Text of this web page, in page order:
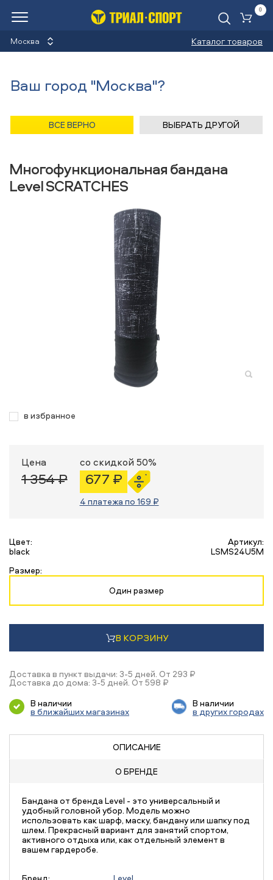
Москва Каталог товаров
0
банданы
Назад/Главная/Каталог/Бег/Аксессуары/
Многофункциональные банданы
Многофункциональная бандана
Level SCRATCHES
в избранное
Цена
1 354 ₽
со скидкой 50%
677 ₽
4 платежа по 169 ₽
Цвет:
black
Артикул:
LSMS24U5M
Размер:
Один размер
В КОРЗИНУ
Доставка в пункт выдачи: 3-5 дней. От 293 ₽
Доставка до дома: 3-5 дней. От 598 ₽
В наличии
в ближайших магазинах
В наличии
в других городах
ОПИСАНИЕ
О БРЕНДЕ
Бандана от бренда Level - это универсальный и
удобный головной убор. Модель можно
использовать как шарф, маску, бандану или шапку под
шлем. Прекрасный вариант для занятий спортом,
активного отдыха или, как отдельный элемент в
вашем гардеробе.
Ваш город "Москва"?
ВСЕ ВЕРНО ВЫБРАТЬ ДРУГОЙ